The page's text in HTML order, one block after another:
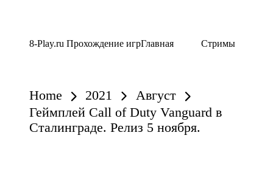
8-Play.ru Прохождение игрГлавная Стримы
Home 2021
Август
Геймплей Call of Duty Vanguard в
Сталинграде. Релиз 5 ноября.